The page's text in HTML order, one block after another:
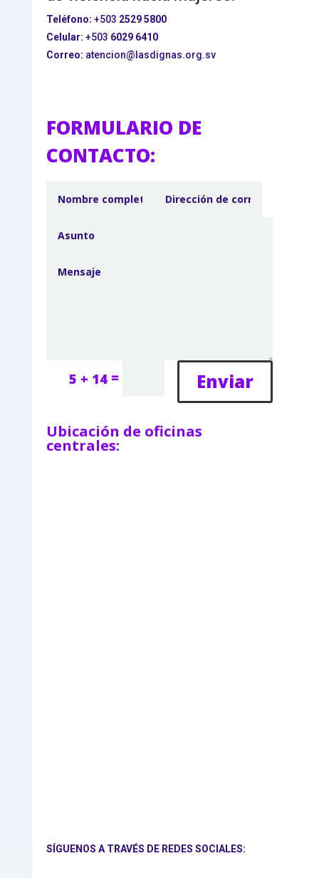
Teléfono: +503 2529 5800
Celular: +503 6029 6410
Correo: atencion@lasdignas.org.sv
FORMULARIO DE
CONTACTO:
5 + 14 = Enviar
Ubicación de oficinas
centrales:
SÍGUENOS A TRAVÉS DE REDES SOCIALES: